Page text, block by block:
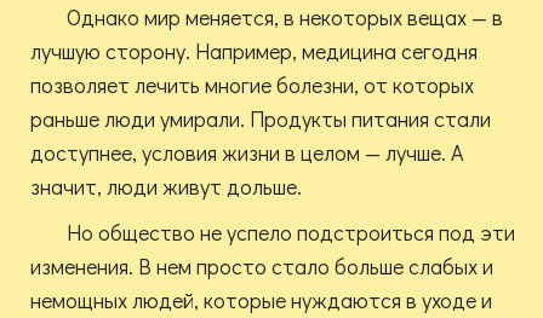
Однако мир меняется, в некоторых вещах — в
лучшую сторону. Например, медицина сегодня
позволяет лечить многие болезни, от которых
раньше люди умирали. Продукты питания стали
доступнее, условия жизни в целом — лучше. А
значит, люди живут дольше.
Но общество не успело подстроиться под эти
изменения. В нем просто стало больше слабых и
немощных людей, которые нуждаются в уходе и